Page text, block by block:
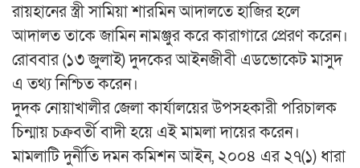
রায়হানের স্ত্রী সামিয়া শারমিন আদালতে হাজির হলে
আদালত তাকে জামিন নামঞ্জুর করে কারাগারে প্রেরণ করেন।
রোববার (১৩ জুলাই) দুদকের আইনজীবী এডভোকেট মাসুদ
এ তথ্য নিশ্চিত করেন।
দুদক নোয়াখালীর জেলা কার্যালয়ের উপসহকারী পরিচালক
চিন্মায় চক্রবর্তী বাদী হয়ে এই মামলা দায়ের করেন।
মামলাটি দুর্নীতি দমন কমিশন আইন, ২০০৪ এর ২৭(১) ধারা